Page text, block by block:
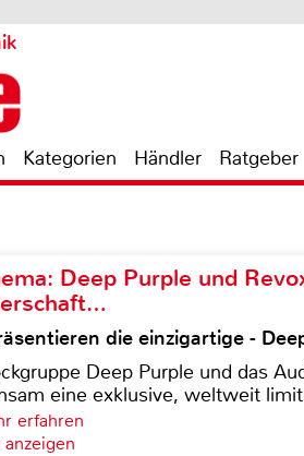
Kategorien Händler Ratgeber
Deep Purple und
die einzigartige -
Deep Purple und das
eine exklusive, weltweit
erfahren